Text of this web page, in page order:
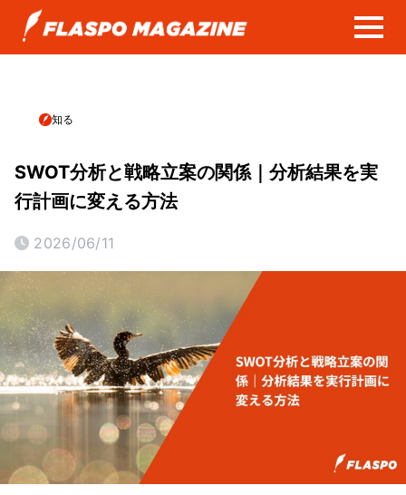
知る
SWOT分析と戦略立案の関係｜分析結果を実
行計画に変える方法
2026/06/11